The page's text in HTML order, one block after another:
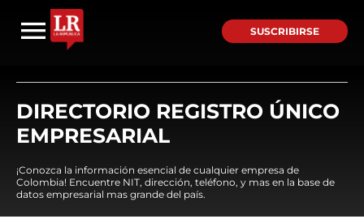
SUSCRIBIRSE
DIRECTORIO REGISTRO ÚNICO
EMPRESARIAL
¡Conozca la información esencial de cualquier empresa de
Colombia! Encuentre NIT, dirección, teléfono, y mas en la base de
datos empresarial mas grande del país.